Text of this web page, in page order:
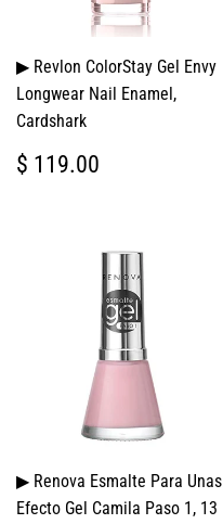
▶ Revlon ColorStay Gel Envy
Longwear Nail Enamel,
Cardshark
PRECIO
HABITUAL
$ 119.00
▶ Renova Esmalte Para Unas
Efecto Gel Camila Paso 1, 13